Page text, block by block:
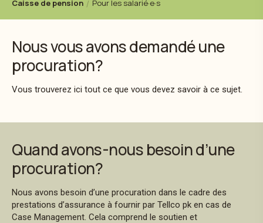
Caisse de pension Pour les salarié·e·s
Nous vous avons demandé une
procuration?
Vous trouverez ici tout ce que vous devez savoir à ce sujet.
Quand avons-nous besoin d’une
procuration?
Nous avons besoin d’une procuration dans le cadre des
prestations d’assurance à fournir par Tellco pk en cas de
Case Management. Cela comprend le soutien et